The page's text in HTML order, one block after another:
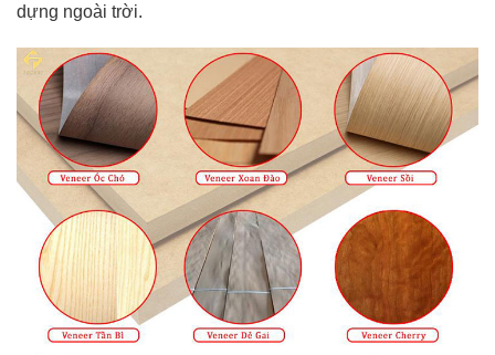
dựng ngoài trời.